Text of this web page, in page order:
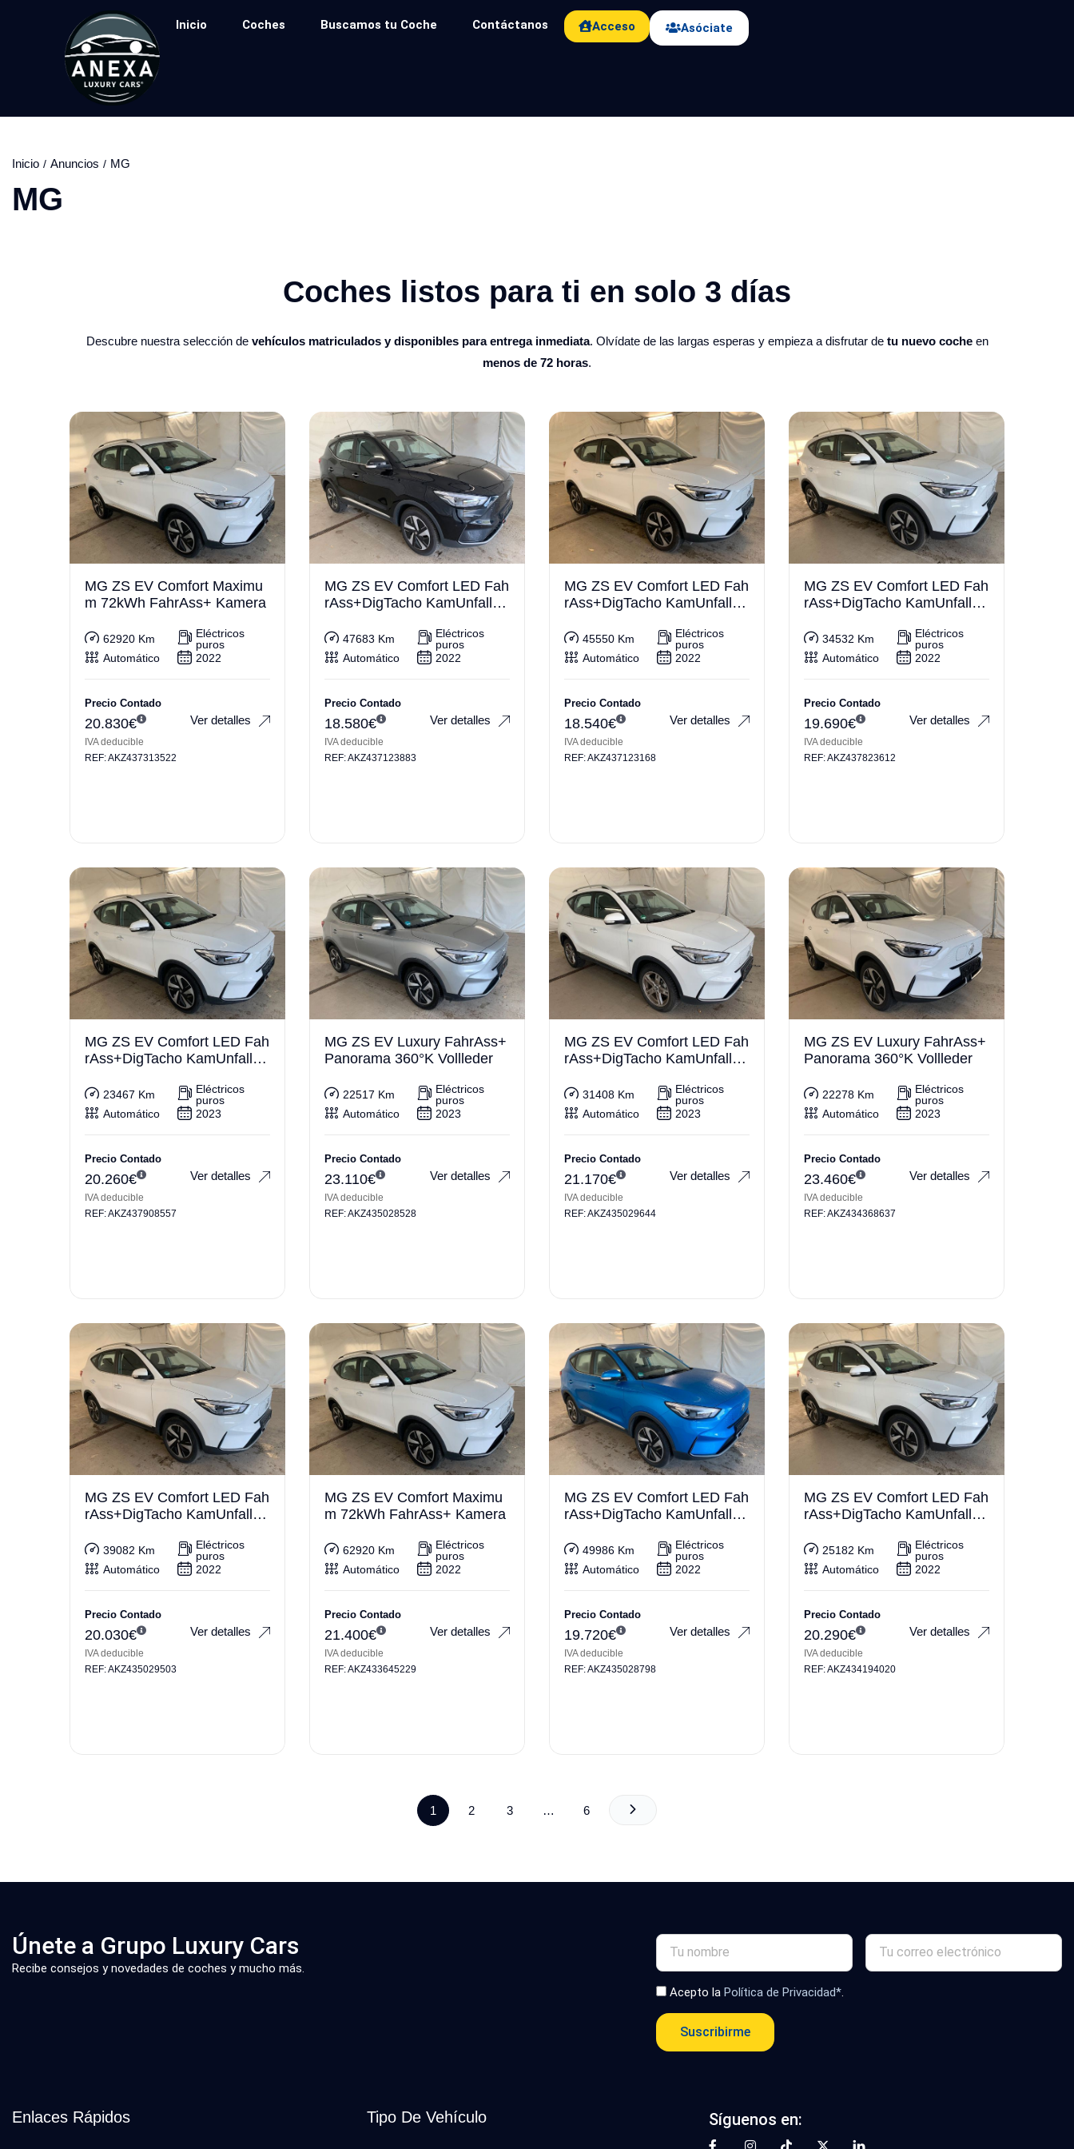
Inicio Coches Buscamos tu Coche Contáctanos Acceso Asóciate
Inicio Anuncios MG
MG
Coches listos para ti en solo 3 días​
Descubre nuestra selección de vehículos matriculados y disponibles para entrega inmediata. Olvídate de las largas esperas y empieza a disfrutar de tu nuevo cocheen
menos de 72 horas.
MG ZS EV Comfort Maximu
m 72kWh FahrAss+ Kamera
62920 Km
Eléctricos
puros
Automático
2022
Precio Contado
20.830€
IVA deducible
Ver detalles
REF: AKZ437313522
MG ZS EV Comfort LED Fah
rAss+DigTacho KamUnfallfre
47683 Km
Eléctricos
puros
Automático
2022
Precio Contado
18.580€
IVA deducible
Ver detalles
REF: AKZ437123883
MG ZS EV Comfort LED Fah
rAss+DigTacho KamUnfallfre
45550 Km
Eléctricos
puros
Automático
2022
Precio Contado
18.540€
IVA deducible
Ver detalles
REF: AKZ437123168
MG ZS EV Comfort LED Fah
rAss+DigTacho KamUnfallfre
34532 Km
Eléctricos
puros
Automático
2022
Precio Contado
19.690€
IVA deducible
Ver detalles
REF: AKZ437823612
MG ZS EV Comfort LED Fah
rAss+DigTacho KamUnfallfre
23467 Km
Eléctricos
puros
Automático
2023
Precio Contado
20.260€
IVA deducible
Ver detalles
REF: AKZ437908557
MG ZS EV Luxury FahrAss+
Panorama 360°K Vollleder
22517 Km
Eléctricos
puros
Automático
2023
Precio Contado
23.110€
IVA deducible
Ver detalles
REF: AKZ435028528
MG ZS EV Comfort LED Fah
rAss+DigTacho KamUnfallfre
31408 Km
Eléctricos
puros
Automático
2023
Precio Contado
21.170€
IVA deducible
Ver detalles
REF: AKZ435029644
MG ZS EV Luxury FahrAss+
Panorama 360°K Vollleder
22278 Km
Eléctricos
puros
Automático
2023
Precio Contado
23.460€
IVA deducible
Ver detalles
REF: AKZ434368637
MG ZS EV Comfort LED Fah
rAss+DigTacho KamUnfallfre
39082 Km
Eléctricos
puros
Automático
2022
Precio Contado
20.030€
IVA deducible
Ver detalles
REF: AKZ435029503
MG ZS EV Comfort Maximu
m 72kWh FahrAss+ Kamera
62920 Km
Eléctricos
puros
Automático
2022
Precio Contado
21.400€
IVA deducible
Ver detalles
REF: AKZ433645229
MG ZS EV Comfort LED Fah
rAss+DigTacho KamUnfallfre
49986 Km
Eléctricos
puros
Automático
2022
Precio Contado
19.720€
IVA deducible
Ver detalles
REF: AKZ435028798
MG ZS EV Comfort LED Fah
rAss+DigTacho KamUnfallfre
25182 Km
Eléctricos
puros
Automático
2022
Precio Contado
20.290€
IVA deducible
Ver detalles
REF: AKZ434194020
1 2 3 … 6
Únete a Grupo Luxury Cars
Recibe consejos y novedades de coches y mucho más.
Acepto laPolítica de Privacidad*
Suscribirme
Enlaces Rápidos Tipo De Vehículo Síguenos en: